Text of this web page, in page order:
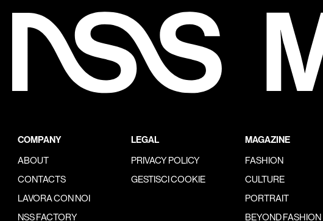
COMPANY
ABOUT
CONTACTS
LAVORA CON NOI
NSS FACTORY
LEGAL
PRIVACY POLICY
GESTISCI COOKIE
MAGAZINE
FASHION
CULTURE
PORTRAIT
BEYOND FASHION